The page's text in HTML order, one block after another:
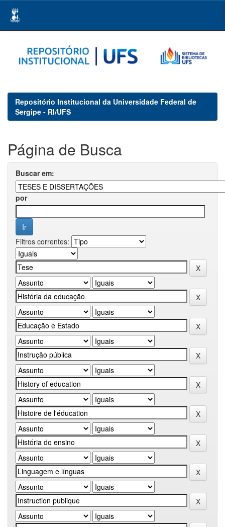
navigation
Repositório Institucional da Universidade Federal de
Sergipe - RI/UFS
Página de Busca
Buscar em:
por
Filtros correntes: